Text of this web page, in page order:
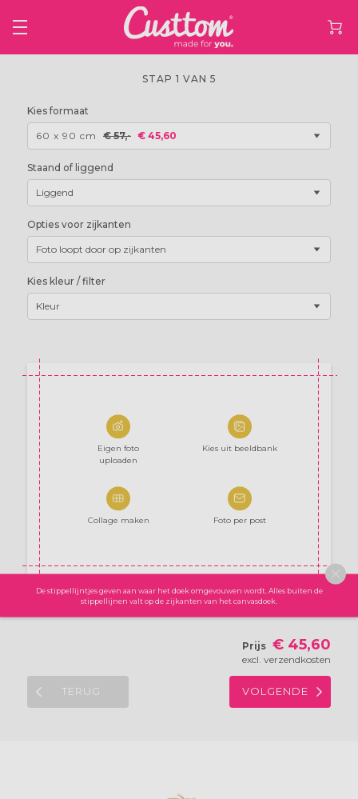
STAP 1 VAN 5
Kies formaat
60 x 90 cm € 57,- € 45,60
Staand of liggend
Liggend
Opties voor zijkanten
Foto loopt door op zijkanten
Kies kleur / filter
Kleur
De stippellijntjes geven aan waar het doek omgevouwen wordt. Alles buiten de
stippellijnen valt op de zijkanten van het canvasdoek.
Eigen foto
uploaden
Kies uit beeldbank
Collage maken Foto per post
TERUG
Prijs € 45,60
excl. verzendkosten
VOLGENDE